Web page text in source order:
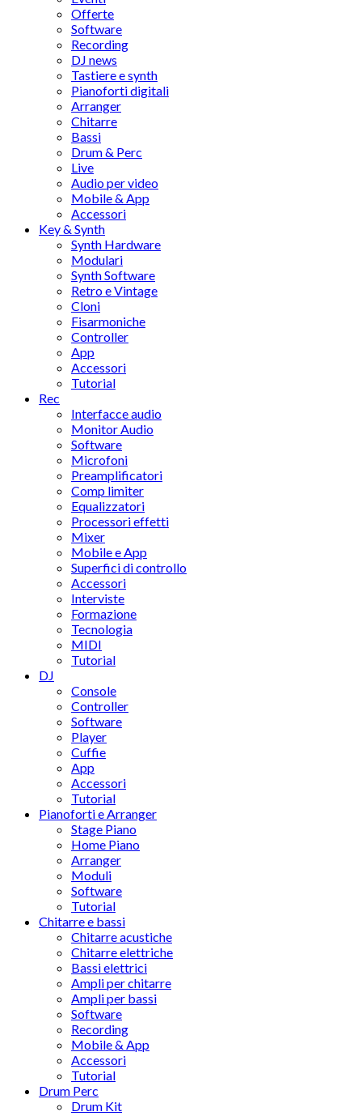
Offerte
Software
Recording
DJ news
Tastiere e synth
Pianoforti digitali
Arranger
Chitarre
Bassi
Drum & Perc
Live
Audio per video
Mobile & App
Accessori
Key & Synth
Synth Hardware
Modulari
Synth Software
Retro e Vintage
Cloni
Fisarmoniche
Controller
App
Accessori
Tutorial
Rec
Interfacce audio
Monitor Audio
Software
Microfoni
Preamplificatori
Comp limiter
Equalizzatori
Processori effetti
Mixer
Mobile e App
Superfici di controllo
Accessori
Interviste
Formazione
Tecnologia
MIDI
Tutorial
DJ
Console
Controller
Software
Player
Cuffie
App
Accessori
Tutorial
Pianoforti e Arranger
Stage Piano
Home Piano
Arranger
Moduli
Software
Tutorial
Chitarre e bassi
Chitarre acustiche
Chitarre elettriche
Bassi elettrici
Ampli per chitarre
Ampli per bassi
Software
Recording
Mobile & App
Accessori
Tutorial
Drum Perc
Drum Kit